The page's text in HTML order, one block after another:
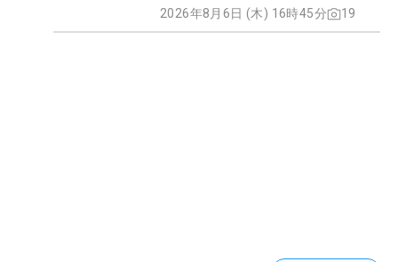
2026年8月6日 (木) 16時45分 19